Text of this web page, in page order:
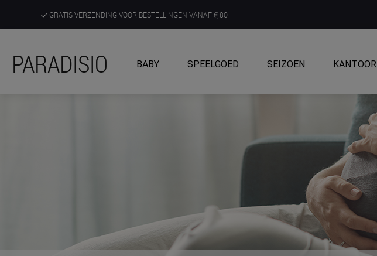
GRATIS VERZENDING VOOR BESTELLINGEN VANAF 80
ONTDEK, BELEEF EN KRIJG ADVIES IN ONZE WINKELS
PARADISIO BABY SPEELGOED SEIZOEN KANTOOR